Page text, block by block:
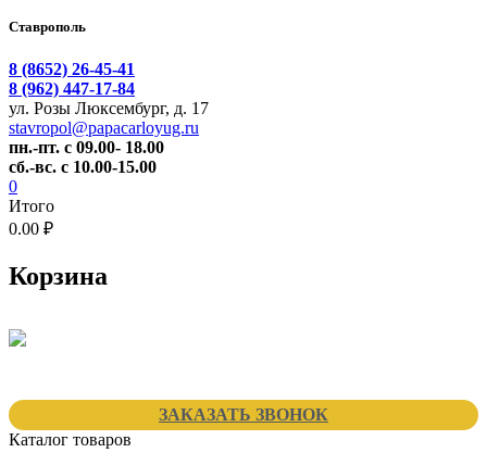
Ставрополь
8 (8652) 26-45-41
8 (962) 447-17-84
ул. Розы Люксембург, д. 17
stavropol@papacarloyug.ru
пн.-пт. с 09.00- 18.00
сб.-вс. с 10.00-15.00
0
Итого
0.00 ₽
Корзина
ЗАКАЗАТЬ ЗВОНОК
Каталог товаров